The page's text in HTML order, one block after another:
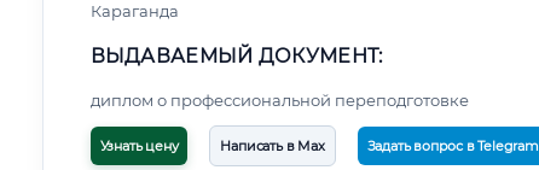
Караганда
ВЫДАВАЕМЫЙ ДОКУМЕНТ:
диплом о профессиональной переподготовке
Узнать цену Написать в Max Задать вопрос в Telegram